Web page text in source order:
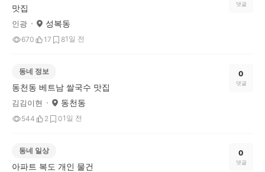
맛집
인광 성복동
670 17 81일 전
댓글
동네 정보
동천동 베트남 쌀국수 맛집
김김이현 동천동
544 2 01일 전
0
댓글
동네 일상
아파트 복도 개인 물건
0
댓글